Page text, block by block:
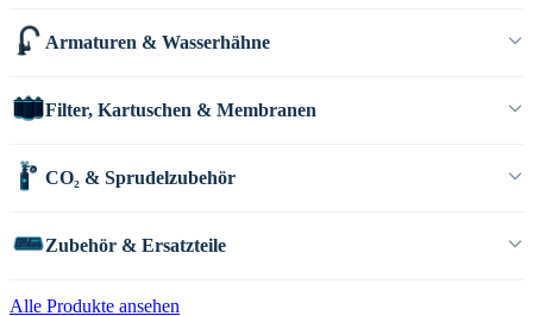
Armaturen & Wasserhähne
Filter, Kartuschen & Membranen
CO₂ & Sprudelzubehör
Zubehör & Ersatzteile
Alle Produkte ansehen